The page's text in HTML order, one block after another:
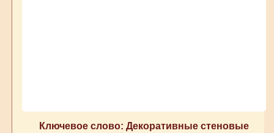
Ключевое слово: Декоративные стеновые